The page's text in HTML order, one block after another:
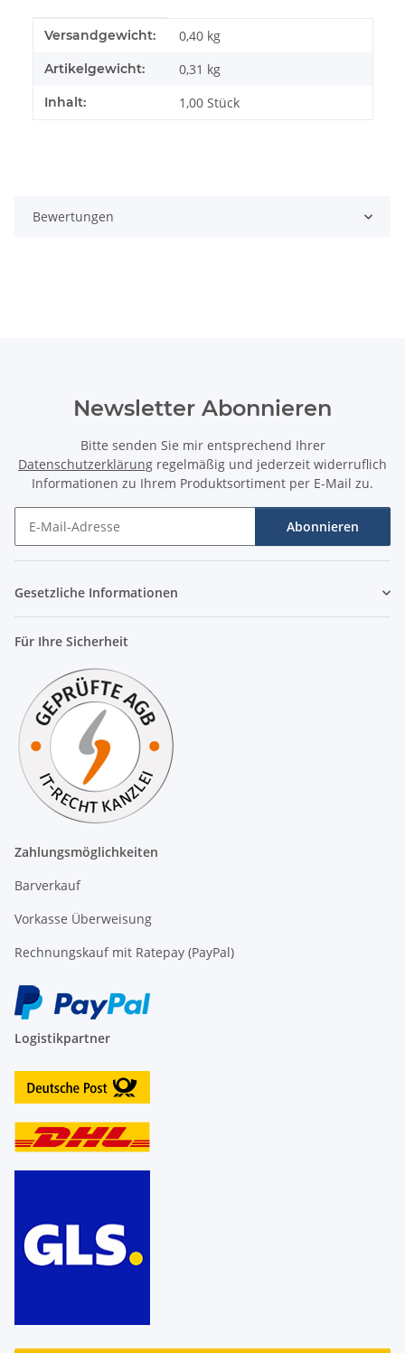
Produkteigenschaft
Wert
Versandgewicht: 0,40 kg
Artikelgewicht: 0,31 kg
Inhalt: 1,00 Stück
Bewertungen
Newsletter Abonnieren
Bitte senden Sie mir entsprechend Ihrer
Datenschutzerklärung regelmäßig und jederzeit widerruflich
Informationen zu Ihrem Produktsortiment per E-Mail zu.
Abonnieren
Gesetzliche Informationen
Für Ihre Sicherheit
Zahlungsmöglichkeiten
Barverkauf
Vorkasse Überweisung
Rechnungskauf mit Ratepay (PayPal)
Logistikpartner